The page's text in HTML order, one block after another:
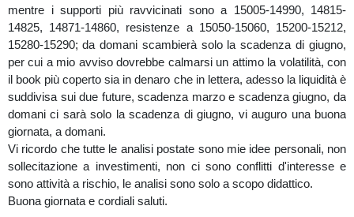
mentre i supporti più ravvicinati sono a 15005-14990, 14815-
14825, 14871-14860, resistenze a 15050-15060, 15200-15212,
15280-15290; da domani scambierà solo la scadenza di giugno,
per cui a mio avviso dovrebbe calmarsi un attimo la volatilità, con
il book più coperto sia in denaro che in lettera, adesso la liquidità è
suddivisa sui due future, scadenza marzo e scadenza giugno, da
domani ci sarà solo la scadenza di giugno, vi auguro una buona
giornata, a domani.
Vi ricordo che tutte le analisi postate sono mie idee personali, non
sollecitazione a investimenti, non ci sono conflitti d'interesse e
sono attività a rischio, le analisi sono solo a scopo didattico.
Buona giornata e cordiali saluti.